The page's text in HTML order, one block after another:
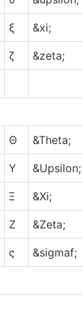
ξ &xi;
ζ &zeta;
Θ &Theta;
Υ &Upsilon;
Ξ &Xi;
Ζ &Zeta;
ς &sigmaf;